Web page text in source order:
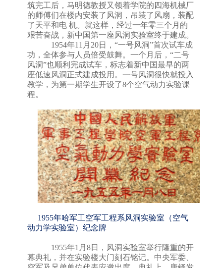
筑完工后， 马明德教授又领着学院的四海机械厂
的师傅们在楼内安装了风洞，吊装了风扇，装配
了天平和电 机。 就这样，经过一年零三个月的
艰苦奋战，新中国第一座风洞实验室终于建成。
1954年11 月 20日， “一号风洞”首次试车成
功，全体参与人员倍受鼓舞。一个月后， “二号
风洞”也顺利完成试车，标志着新中国最早的两
座低速风洞正式建成投用 。一号风洞很快就投入
教学，为第一期学生开设了8个空气动力实验课
程。
1955年哈军工空军工程系风洞实验室（空气
动力学实验室）纪念牌
1955年1 月 8日
，风洞实验室举行隆重的开
幕典礼，并在实验楼大门刻石铭记。中央军委、